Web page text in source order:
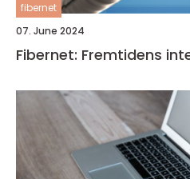
fibernet
07. June 2024
Fibernet: Fremtidens